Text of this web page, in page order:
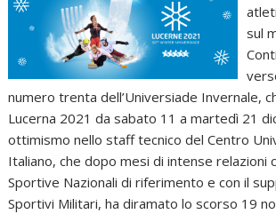
sul
numero trenta dell’Universiade Invernale,
Lucerna 2021 da sabato 11 a martedì 21
ottimismo nello staff tecnico del Centro
Italiano, che dopo mesi di intense relazioni
Sportive Nazionali di riferimento e con il
Sportivi Militari, ha diramato lo scorso 19